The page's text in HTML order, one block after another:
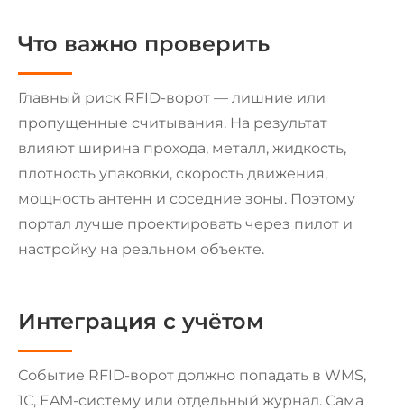
Что важно проверить
Главный риск RFID-ворот — лишние или
пропущенные считывания. На результат
влияют ширина прохода, металл, жидкость,
плотность упаковки, скорость движения,
мощность антенн и соседние зоны. Поэтому
портал лучше проектировать через пилот и
настройку на реальном объекте.
Интеграция с учётом
Событие RFID-ворот должно попадать в WMS,
1С, EAM-систему или отдельный журнал. Сама